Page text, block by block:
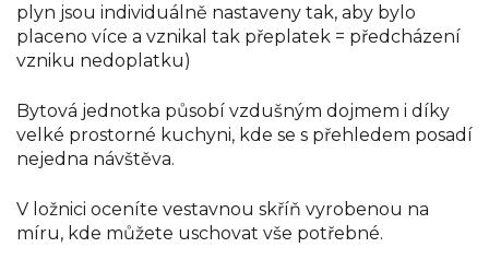
plyn jsou individuálně nastaveny tak, aby bylo
placeno více a vznikal tak přeplatek = předcházení
vzniku nedoplatku)
Bytová jednotka působí vzdušným dojmem i díky
velké prostorné kuchyni, kde se s přehledem posadí
nejedna návštěva.
V ložnici oceníte vestavnou skříň vyrobenou na
míru, kde můžete uschovat vše potřebné.